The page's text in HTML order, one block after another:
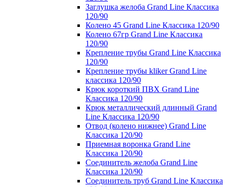
Заглушка желоба Grand Line Классика
120/90
Колено 45 Grand Line Классика 120/90
Колено 67гр Grand Line Классика
120/90
Крепление трубы Grand Line Классика
120/90
Крепление трубы kliker Grand Line
классика 120/90
Крюк короткий ПВХ Grand Line
Классика 120/90
Крюк металлический длинный Grand
Line Классика 120/90
Отвод (колено нижнее) Grand Line
Классика 120/90
Приемная воронка Grand Line
Классика 120/90
Соединитель желоба Grand Line
Классика 120/90
Соединитель труб Grand Line Классика